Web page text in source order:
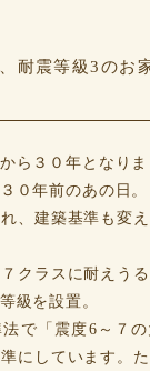
耐震等級3のお
ら３０年となりま
０年前のあの日。
、建築基準も変
クラスに耐えう
級を設置。
で「震度6～７の
にしています。